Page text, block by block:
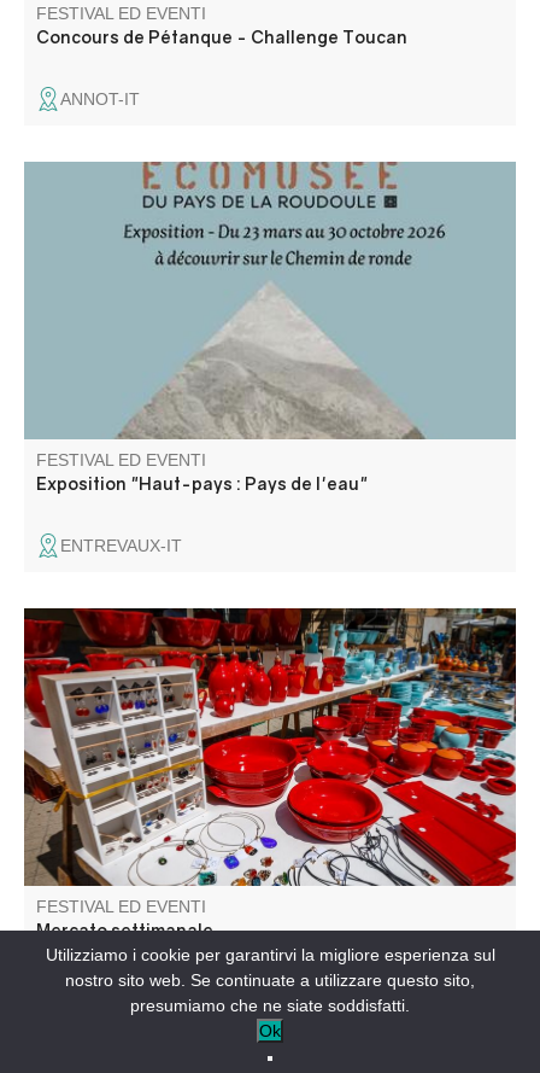
FESTIVAL ED EVENTI
Concours de Pétanque - Challenge Toucan
ANNOT-IT
Pour la saison 2026, le bastion de la Portette accueille
l'exposition de l'Ecomusée de la Roudoule : "Haut-Pays :
Pays de l'eau"
FESTIVAL ED EVENTI
Exposition "Haut-pays : Pays de l'eau"
ENTREVAUX-IT
Il mercato tradizionale con le sue bancarelle colorate è un
evento da non perdere.
FESTIVAL ED EVENTI
Mercato settimanale
SAINT-ANDRÉ-LES-ALPES-IT
Utilizziamo i cookie per garantirvi la migliore esperienza sul
nostro sito web. Se continuate a utilizzare questo sito,
presumiamo che ne siate soddisfatti.
Ok